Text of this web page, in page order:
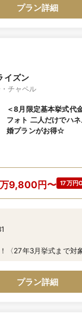
プラン詳細
イズン
チャペル
＜8月限定基本挙式代
フォト 二人だけでハ
婚プランがお得☆
万9,800円〜 17万円
〈27年3月挙式まで対象
プラン詳細